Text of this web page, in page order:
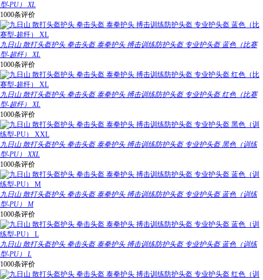
型-PU） XL
1000条评价
九日山 散打头盔护头 拳击头盔 泰拳护头 搏击训练防护头盔 专业护头盔 蓝色（比赛
型-超纤） XL
1000条评价
九日山 散打头盔护头 拳击头盔 泰拳护头 搏击训练防护头盔 专业护头盔 红色（比赛
型-超纤） XL
1000条评价
九日山 散打头盔护头 拳击头盔 泰拳护头 搏击训练防护头盔 专业护头盔 黑色（训练
型-PU） XXL
1000条评价
九日山 散打头盔护头 拳击头盔 泰拳护头 搏击训练防护头盔 专业护头盔 蓝色（训练
型-PU） M
1000条评价
九日山 散打头盔护头 拳击头盔 泰拳护头 搏击训练防护头盔 专业护头盔 蓝色（训练
型-PU） L
1000条评价